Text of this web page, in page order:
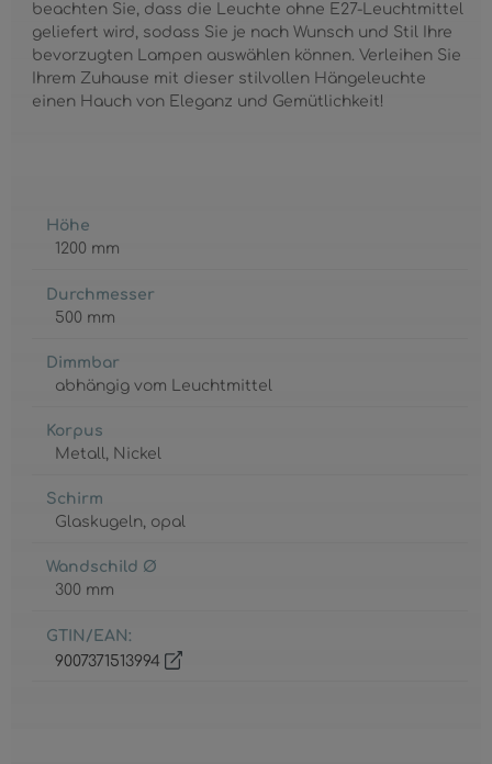
beachten Sie, dass die Leuchte ohne E27-Leuchtmittel
geliefert wird, sodass Sie je nach Wunsch und Stil Ihre
bevorzugten Lampen auswählen können. Verleihen Sie
Ihrem Zuhause mit dieser stilvollen Hängeleuchte
einen Hauch von Eleganz und Gemütlichkeit!
Höhe
1200 mm
Durchmesser
500 mm
Dimmbar
abhängig vom Leuchtmittel
Korpus
Metall , Nickel
Schirm
Glaskugeln, opal
Wandschild Ø
300 mm
GTIN/EAN:
9007371513994